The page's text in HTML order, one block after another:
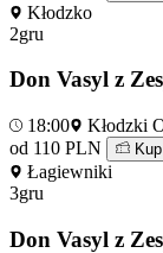
Kłodzko
2gru
Don Vasyl z
18:00
Kłodzki
od 110 PLN
Łagiewniki
3gru
Don Vasyl z